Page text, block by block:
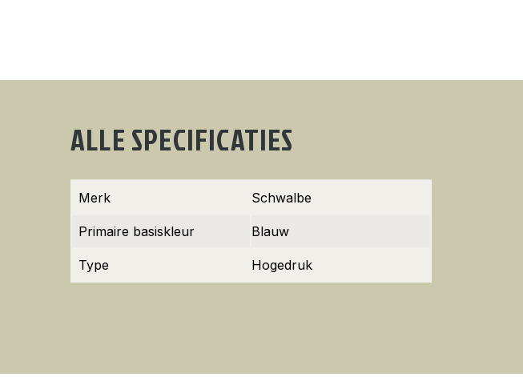
ALLE SPECIFICATIES
Merk Schwalbe
Primaire basiskleur Blauw
Type Hogedruk